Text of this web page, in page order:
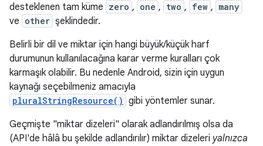
desteklenen tam küme zero , one , two , few , many
ve other şeklindedir.
Belirli bir dil ve miktar için hangi büyük/küçük harf
durumunun kullanılacağına karar verme kuralları çok
karmaşık olabilir. Bu nedenle Android, sizin için uygun
kaynağı seçebilmeniz amacıyla
pluralStringResource() gibi yöntemler sunar.
Geçmişte "miktar dizeleri" olarak adlandırılmış olsa da
(API'de hâlâ bu şekilde adlandırılır) miktar dizeleri yalnızca